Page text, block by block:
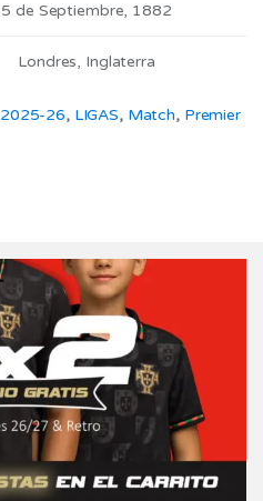
5 de Septiembre, 1882
Londres, Inglaterra
2025-26, LIGAS, Match, Premier